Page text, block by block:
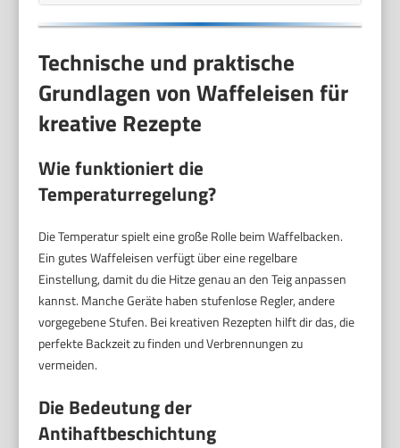
Technische und praktische
Grundlagen von Waffeleisen für
kreative Rezepte
Wie funktioniert die
Temperaturregelung?
Die Temperatur spielt eine große Rolle beim Waffelbacken.
Ein gutes Waffeleisen verfügt über eine regelbare
Einstellung, damit du die Hitze genau an den Teig anpassen
kannst. Manche Geräte haben stufenlose Regler, andere
vorgegebene Stufen. Bei kreativen Rezepten hilft dir das, die
perfekte Backzeit zu finden und Verbrennungen zu
vermeiden.
Die Bedeutung der
Antihaftbeschichtung